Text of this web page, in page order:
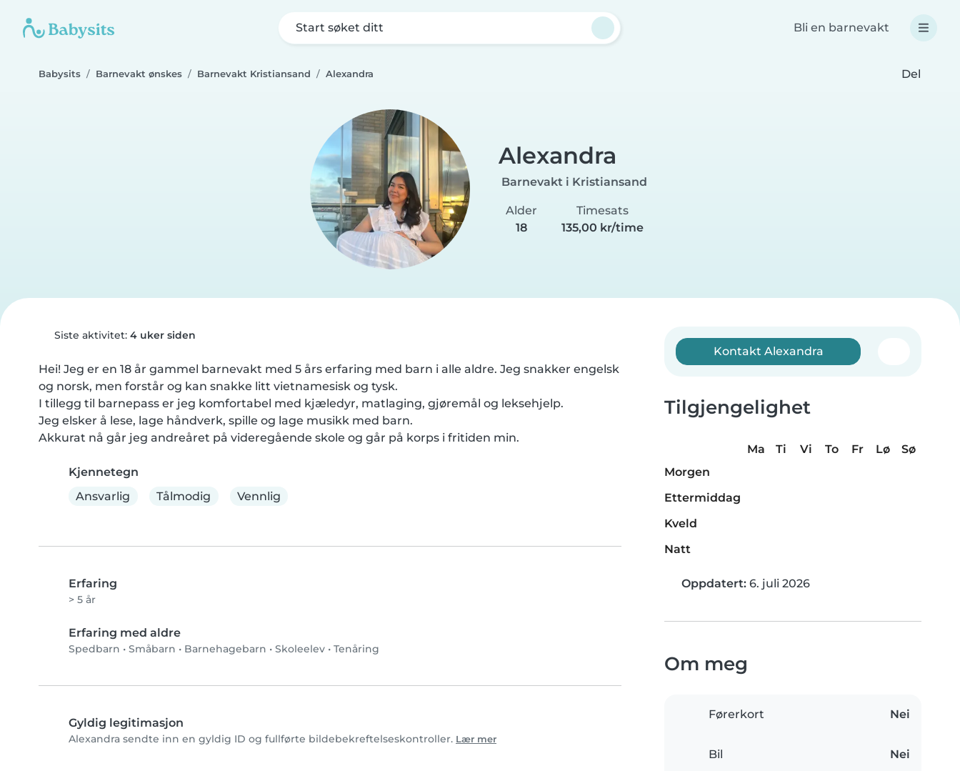
Start søket ditt Bli en barnevakt
Babysits Barnevakt ønskes Barnevakt Kristiansand Alexandra Del
Alexandra
Barnevakt i Kristiansand
Alder
18
Timesats
135,00 kr/time
Siste aktivitet: 4 uker siden
Hei! Jeg er en 18 år gammel barnevakt med 5 års erfaring med barn i alle aldre. Jeg snakker engelsk
og norsk, men forstår og kan snakke litt vietnamesisk og tysk.
I tillegg til barnepass er jeg komfortabel med kjæledyr, matlaging, gjøremål og leksehjelp.
Jeg elsker å lese, lage håndverk, spille og lage musikk med barn.
Akkurat nå går jeg andreåret på videregående skole og går på korps i fritiden min.
Kjennetegn
Ansvarlig
Tålmodig Vennlig
Erfaring
> 5 år
Erfaring med aldre
Spedbarn • Småbarn • Barnehagebarn • Skoleelev • Tenåring
Gyldig legitimasjon
Alexandra sendte inn en gyldig ID og fullførte bildebekreftelseskontroller. Lær mer
Kontakt Alexandra
Tilgjengelighet
Ma Ti Vi To Fr Lø
Sø
Morgen
Ettermiddag
Kveld
Natt
Oppdatert: 6. juli 2026
Om meg
Førerkort Nei
Bil Nei